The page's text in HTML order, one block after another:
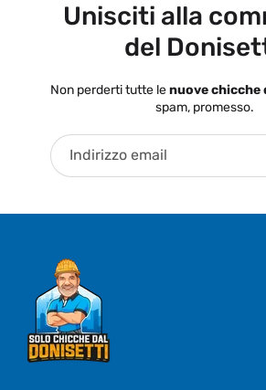
Unisciti alla
del
Non perderti tutte lenuove chicche
spam, promesso.
Indirizzo email